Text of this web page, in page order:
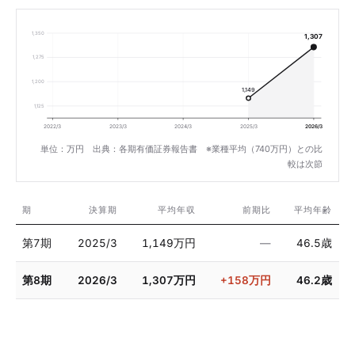
1,350
1,275
1,200
1,125
1,149
1,307
2022/3 2023/3 2024/3 2025/3 2026/3
単位：万円 出典：各期有価証券報告書 ※業種平均（740万円）との比
較は次節
期 決算期 平均年収 前期比 平均年齢
第7期 2025/3 1,149万円 — 46.5歳
第8期 2026/3 1,307万円 +158万円 46.2歳